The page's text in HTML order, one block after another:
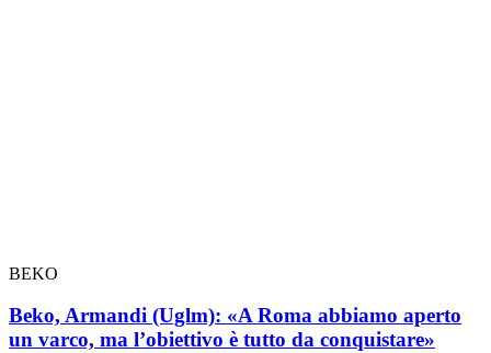
BEKO
Beko, Armandi (Uglm): «A Roma abbiamo aperto
un varco, ma l’obiettivo è tutto da conquistare»